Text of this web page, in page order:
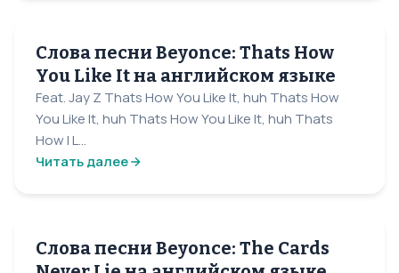
Слова песни Beyonce: Thats How
You Like It на английском языке
Feat. Jay Z Thats How You Like It, huh Thats How
You Like It, huh Thats How You Like It, huh Thats
How I L...
Читать далее
Слова песни Beyonce: The Cards